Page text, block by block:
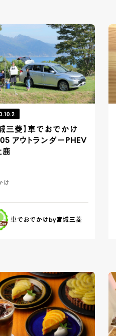
城三菱】車でおでかけ
アウトランダーPHEV
鹿
け
車でおでかけby宮城三菱